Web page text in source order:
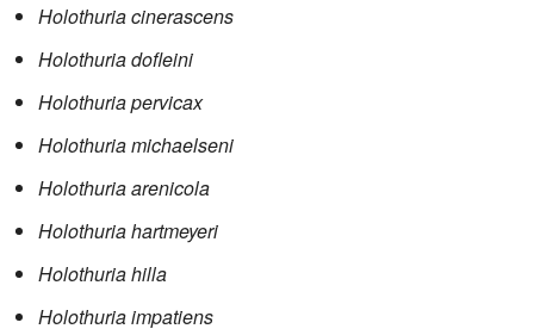
Holothuria cinerascens
Holothuria dofleini
Holothuria pervicax
Holothuria michaelseni
Holothuria arenicola
Holothuria hartmeyeri
Holothuria hilla
Holothuria impatiens